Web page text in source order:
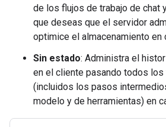
de los flujos de trabajo de chat
que deseas que el servidor
optimice el almacenamiento en
Sin estado: Administra el
en el cliente pasando todos
(incluidos los pasos
modelo y de herramientas) en